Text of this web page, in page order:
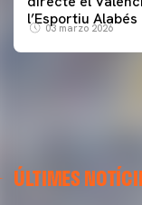
l’Esportiu Alabés
03 marzo 2026
ÚLTIMES